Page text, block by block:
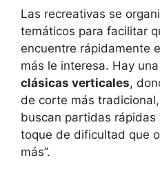
Las recreativas se
temáticos para facilitar
encuentre rápidamente
más le interesa. Hay
clásicas verticales,
de corte más
buscan partidas rápidas
toque de dificultad que
más”.